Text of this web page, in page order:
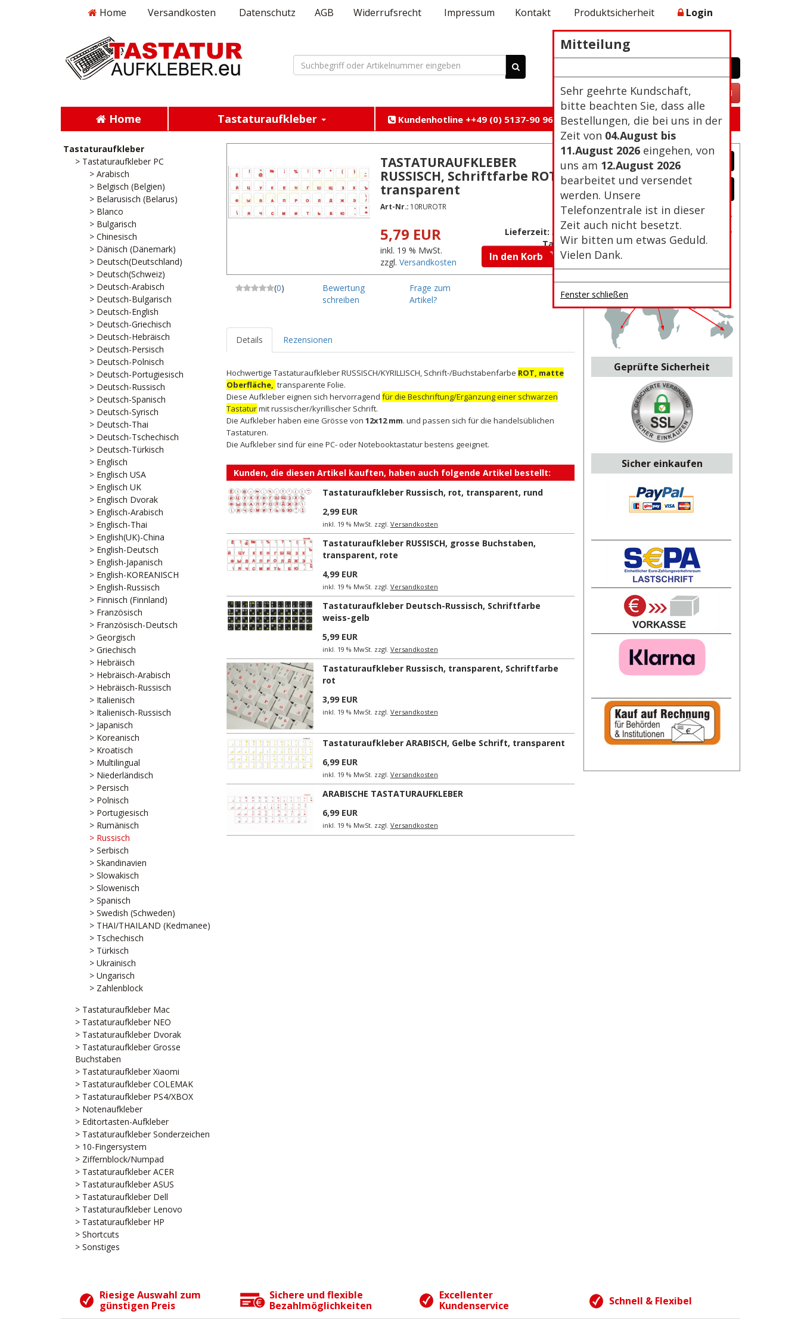
Mitteilung
Sehr geehrte Kundschaft,
bitte beachten Sie, dass alle
Bestellungen, die bei uns in der
Zeit von 04.August bis
11.August 2026 eingehen, von
uns am 12.August 2026
bearbeitet und versendet
werden. Unsere
Telefonzentrale ist in dieser
Zeit auch nicht besetzt.
Wir bitten um etwas Geduld.
Vielen Dank.
Fenster schließen
Home Versandkosten Datenschutz AGB Widerrufsrecht Impressum Kontakt Produktsicherheit Login
WARENKORB
VERTRAG WIDERRUFEN
Home Tastaturaufkleber Kundenhotline ++49 (0) 5137-90 96 105
Tastaturaufkleber
> Tastaturaufkleber PC
> Arabisch
> Belgisch (Belgien)
> Belarusisch (Belarus)
> Blanco
> Bulgarisch
> Chinesisch
> Dänisch (Dänemark)
> Deutsch(Deutschland)
> Deutsch(Schweiz)
> Deutsch-Arabisch
> Deutsch-Bulgarisch
> Deutsch-English
> Deutsch-Griechisch
> Deutsch-Hebräisch
> Deutsch-Persisch
> Deutsch-Polnisch
> Deutsch-Portugiesisch
> Deutsch-Russisch
> Deutsch-Spanisch
> Deutsch-Syrisch
> Deutsch-Thai
> Deutsch-Tschechisch
> Deutsch-Türkisch
> Englisch
> Englisch USA
> Englisch UK
> Englisch Dvorak
> Englisch-Arabisch
> Englisch-Thai
> English(UK)-China
> English-Deutsch
> English-Japanisch
> English-KOREANISCH
> English-Russisch
> Finnisch (Finnland)
> Französisch
> Französisch-Deutsch
> Georgisch
> Griechisch
> Hebräisch
> Hebräisch-Arabisch
> Hebräisch-Russisch
> Italienisch
> Italienisch-Russisch
> Japanisch
> Koreanisch
> Kroatisch
> Multilingual
> Niederländisch
> Persisch
> Polnisch
> Portugiesisch
> Rumänisch
> Russisch
> Serbisch
> Skandinavien
> Slowakisch
> Slowenisch
> Spanisch
> Swedish (Schweden)
> THAI/THAILAND (Kedmanee)
> Tschechisch
> Türkisch
> Ukrainisch
> Ungarisch
> Zahlenblock
> Tastaturaufkleber Mac
> Tastaturaufkleber NEO
> Tastaturaufkleber Dvorak
> Tastaturaufkleber Grosse
Buchstaben
> Tastaturaufkleber Xiaomi
> Tastaturaufkleber COLEMAK
> Tastaturaufkleber PS4/XBOX
> Notenaufkleber
> Editortasten-Aufkleber
> Tastaturaufkleber Sonderzeichen
> 10-Fingersystem
> Ziffernblock/Numpad
> Tastaturaufkleber ACER
> Tastaturaufkleber ASUS
> Tastaturaufkleber Dell
> Tastaturaufkleber Lenovo
> Tastaturaufkleber HP
> Shortcuts
> Sonstiges
TASTATURAUFKLEBER
RUSSISCH, Schriftfarbe ROT,
transparent
Art-Nr.: 10RUROTR
5,79 EUR
inkl. 19 % MwSt.
zzgl.Versandkosten
Lieferzeit: 3-4
Tage
In den Korb
(0)
Bewertung
schreiben
Frage zum
Artikel?
Details Rezensionen
Hochwertige Tastaturaufkleber RUSSISCH/KYRILLISCH, Schrift-/Buchstabenfarbe ROT, matte
Oberfläche, transparente Folie.
Diese Aufkleber eignen sich hervorragend für die Beschriftung/Ergänzung einer schwarzen
Tastaturmit russischer/kyrillischer Schrift.
Die Aufkleber haben eine Grösse von 12x12 mm. und passen sich für die handelsüblichen
Tastaturen.
Die Aufkleber sind für eine PC- oder Notebooktastatur bestens geeignet.
Kunden, die diesen Artikel kauften, haben auch folgende Artikel bestellt:
Tastaturaufkleber Russisch, rot, transparent, rund
2,99 EUR
inkl. 19 % MwSt. zzgl. Versandkosten
Tastaturaufkleber RUSSISCH, grosse Buchstaben,
transparent, rote
4,99 EUR
inkl. 19 % MwSt. zzgl. Versandkosten
Tastaturaufkleber Deutsch-Russisch, Schriftfarbe
weiss-gelb
5,99 EUR
inkl. 19 % MwSt. zzgl. Versandkosten
Tastaturaufkleber Russisch, transparent, Schriftfarbe
rot
3,99 EUR
inkl. 19 % MwSt. zzgl. Versandkosten
Tastaturaufkleber ARABISCH, Gelbe Schrift, transparent
6,99 EUR
inkl. 19 % MwSt. zzgl. Versandkosten
ARABISCHE TASTATURAUFKLEBER
6,99 EUR
inkl. 19 % MwSt. zzgl. Versandkosten
Passwort vergessen?
Neu Registrierung
Geprüfte Sicherheit
Sicher einkaufen
Riesige Auswahl zum
günstigen Preis
Sichere und flexible
Bezahlmöglichkeiten
Excellenter
Kundenservice
Schnell & Flexibel